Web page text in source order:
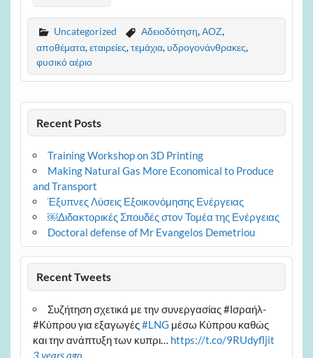
Uncategorized Αδειοδότηση,ΑΟΖ,
αποθέματα,εταιρείες,τεμάχια, υδρογονάνθρακες,
φυσικό αέριο
Recent Posts
Training Workshop on 3D Printing
Making Natural Gas More Economical to Produce
and Transport
Έξυπνες Λύσεις Εξοικονόμησης Ενέργειας
￼Διδακτορικές Σπουδές στον Τομέα της Ενέργειας
Doctoral defense of Mr Evangelos Demetriou
Recent Tweets
Συζήτηση σχετικά με την συνεργασίας #Ισραήλ-
#Κύπρου για εξαγωγές#LNG μέσω Κύπρου καθώς
και την ανάπτυξη των κυπρι… https://t.co/9RUdyfljit
3 years ago